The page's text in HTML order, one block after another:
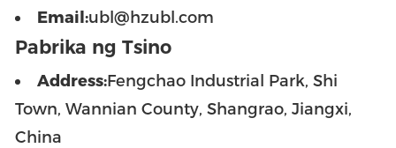
Email:ubl@hzubl.com
Pabrika ng Tsino
Address:Fengchao Industrial Park, Shi
Town, Wannian County, Shangrao, Jiangxi,
China